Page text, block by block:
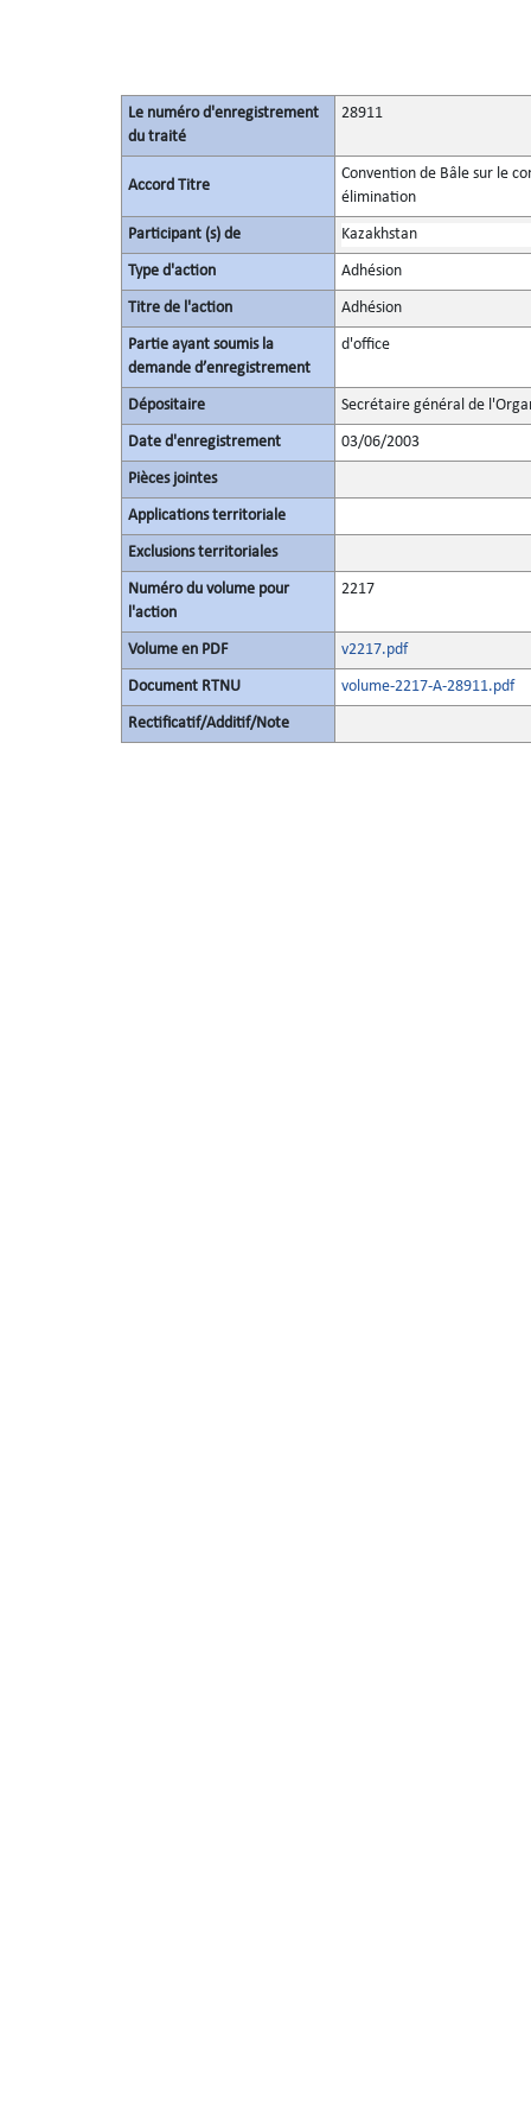
Le numéro d'enregistrement
du traité
28911
Accord Titre
Convention de Bâle sur le
élimination
Participant (s) de Kazakhstan
Type d'action Adhésion
Titre de l'action Adhésion
Partie ayant soumis la
demande d’enregistrement
d'office
Dépositaire Secrétaire général de
Date d'enregistrement 03/06/2003
Pièces jointes
Applications territoriale
Exclusions territoriales
Numéro du volume pour
l'action
2217
Volume en PDF v2217.pdf
Document RTNU volume-2217-A-28911.pdf
Rectificatif/Additif/Note